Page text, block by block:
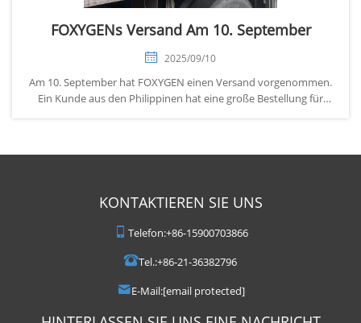
FOXYGENs Versand Am 10. September
2025/09/10
Am 10. September hat FOXYGEN einen Versand vorgenommen.
Ein Kunde aus den Philippinen hat eine große Bestellung für
KONTAKTIEREN SIE UNS
Telefon:+86-15900703866
Tel.:+86-21-36382796
E-Mail:[email protected]